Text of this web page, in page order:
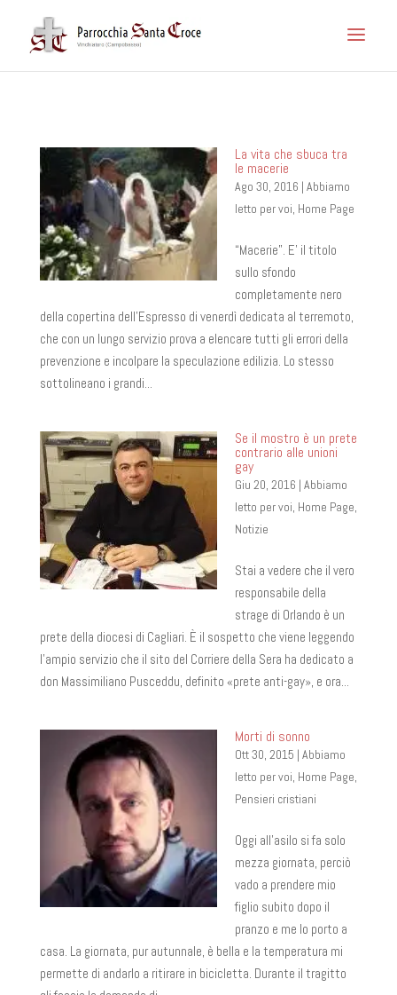
La vita che sbuca tra
le macerie
Ago 30, 2016 | Abbiamo
letto per voi, Home Page
“Macerie”. E’ il titolo
sullo sfondo
completamente nero
della copertina dell’Espresso di venerdì dedicata al terremoto,
che con un lungo servizio prova a elencare tutti gli errori della
prevenzione e incolpare la speculazione edilizia. Lo stesso
sottolineano i grandi...
Se il mostro è un prete
contrario alle unioni
gay
Giu 20, 2016 | Abbiamo
letto per voi, Home Page,
Notizie
Stai a vedere che il vero
responsabile della
strage di Orlando è un
prete della diocesi di Cagliari. È il sospetto che viene leggendo
l’ampio servizio che il sito del Corriere della Sera ha dedicato a
don Massimiliano Pusceddu, definito «prete anti-gay», e ora...
Morti di sonno
Ott 30, 2015 | Abbiamo
letto per voi, Home Page,
Pensieri cristiani
Oggi all’asilo si fa solo
mezza giornata, perciò
vado a prendere mio
figlio subito dopo il
pranzo e me lo porto a
casa. La giornata, pur autunnale, è bella e la temperatura mi
permette di andarlo a ritirare in bicicletta. Durante il tragitto